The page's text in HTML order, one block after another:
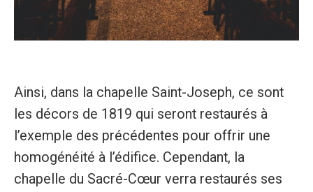
Ainsi, dans la chapelle Saint-Joseph, ce sont
les décors de 1819 qui seront restaurés à
l’exemple des précédentes pour offrir une
homogénéité à l’édifice. Cependant, la
chapelle du Sacré-Cœur verra restaurés ses